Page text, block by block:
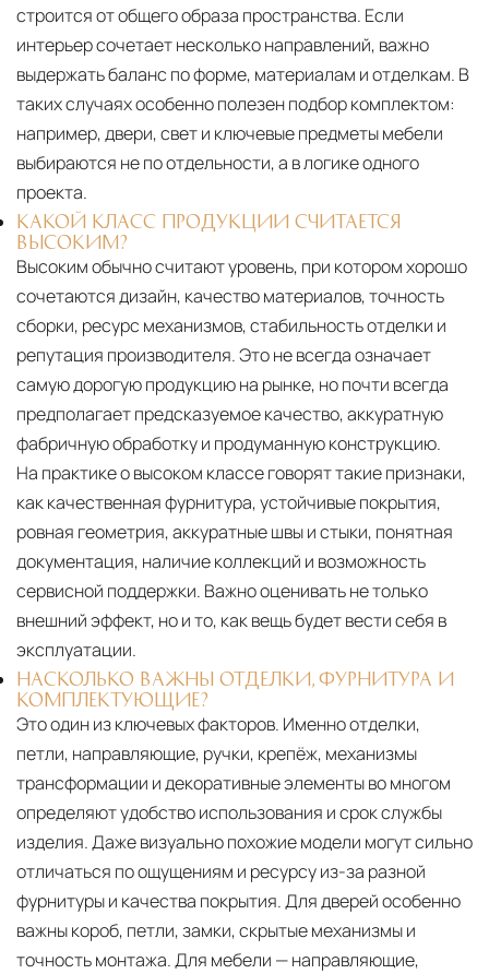
строится от общего образа пространства. Если
интерьер сочетает несколько направлений, важно
выдержать баланс по форме, материалам и отделкам. В
таких случаях особенно полезен подбор комплектом:
например, двери, свет и ключевые предметы мебели
выбираются не по отдельности, а в логике одного
проекта.
КАКОЙ КЛАСС ПРОДУКЦИИ СЧИТАЕТСЯ
ВЫСОКИМ?
Высоким обычно считают уровень, при котором хорошо
сочетаются дизайн, качество материалов, точность
сборки, ресурс механизмов, стабильность отделки и
репутация производителя. Это не всегда означает
самую дорогую продукцию на рынке, но почти всегда
предполагает предсказуемое качество, аккуратную
фабричную обработку и продуманную конструкцию.
На практике о высоком классе говорят такие признаки,
как качественная фурнитура, устойчивые покрытия,
ровная геометрия, аккуратные швы и стыки, понятная
документация, наличие коллекций и возможность
сервисной поддержки. Важно оценивать не только
внешний эффект, но и то, как вещь будет вести себя в
эксплуатации.
НАСКОЛЬКО ВАЖНЫ ОТДЕЛКИ, ФУРНИТУРА И
КОМПЛЕКТУЮЩИЕ?
Это один из ключевых факторов. Именно отделки,
петли, направляющие, ручки, крепёж, механизмы
трансформации и декоративные элементы во многом
определяют удобство использования и срок службы
изделия. Даже визуально похожие модели могут сильно
отличаться по ощущениям и ресурсу из-за разной
фурнитуры и качества покрытия. Для дверей особенно
важны короб, петли, замки, скрытые механизмы и
точность монтажа. Для мебели — направляющие,